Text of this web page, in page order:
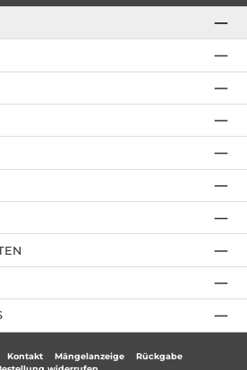
Kontakt Mängelanzeige
Rückgabe